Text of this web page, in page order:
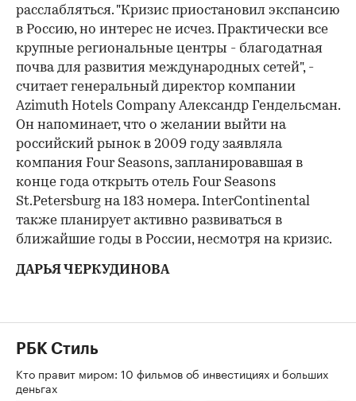
расслабляться. "Кризис приостановил экспансию
в Россию, но интерес не исчез. Практически все
крупные региональные центры - благодатная
почва для развития международных сетей", -
считает генеральный директор компании
Azimuth Hotels Company Александр Гендельсман.
Он напоминает, что о желании выйти на
российский рынок в 2009 году заявляла
компания Four Seasons, запланировавшая в
конце года открыть отель Four Seasons
St.Petersburg на 183 номера. InterContinental
также планирует активно развиваться в
ближайшие годы в России, несмотря на кризис.
ДАРЬЯ ЧЕРКУДИНОВА
РБК Стиль
Кто правит миром: 10 фильмов об инвестициях и больших
деньгах